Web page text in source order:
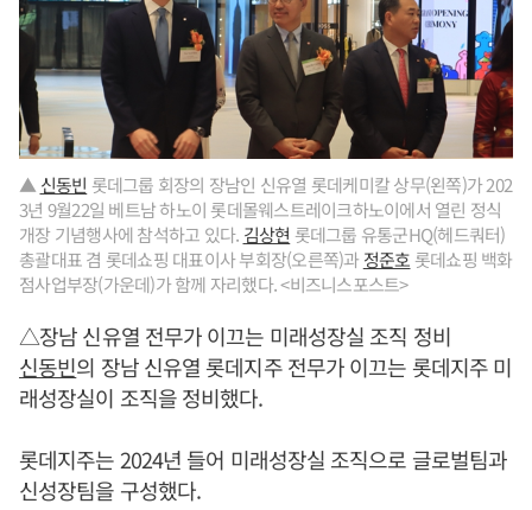
▲ 신동빈 롯데그룹 회장의 장남인 신유열 롯데케미칼 상무(왼쪽)가 202
3년 9월22일 베트남 하노이 롯데몰웨스트레이크하노이에서 열린 정식
개장 기념행사에 참석하고 있다. 김상현 롯데그룹 유통군HQ(헤드쿼터)
총괄대표 겸 롯데쇼핑 대표이사 부회장(오른쪽)과 정준호 롯데쇼핑 백화
점사업부장(가운데)가 함께 자리했다. <비즈니스포스트>
△장남 신유열 전무가 이끄는 미래성장실 조직 정비
신동빈의 장남 신유열 롯데지주 전무가 이끄는 롯데지주 미
래성장실이 조직을 정비했다.
롯데지주는 2024년 들어 미래성장실 조직으로 글로벌팀과
신성장팀을 구성했다.